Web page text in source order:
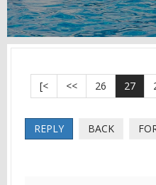
[< << 26 27
REPLY BACK